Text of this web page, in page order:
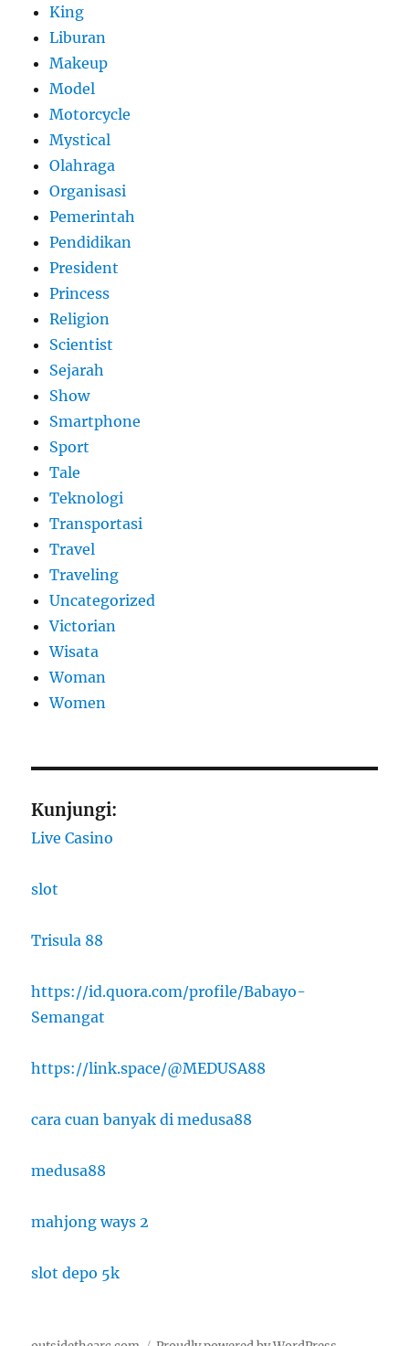
King
Liburan
Makeup
Model
Motorcycle
Mystical
Olahraga
Organisasi
Pemerintah
Pendidikan
President
Princess
Religion
Scientist
Sejarah
Show
Smartphone
Sport
Tale
Teknologi
Transportasi
Travel
Traveling
Uncategorized
Victorian
Wisata
Woman
Women
Kunjungi:
Live Casino
slot
Trisula 88
https://id.quora.com/profile/Babayo-
Semangat
https://link.space/@MEDUSA88
cara cuan banyak di medusa88
medusa88
mahjong ways 2
slot depo 5k